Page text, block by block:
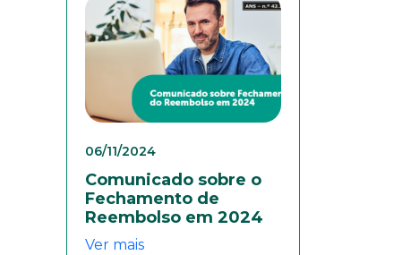
06/11/2024
Comunicado sobre o
Fechamento de
Reembolso em 2024
Ver mais